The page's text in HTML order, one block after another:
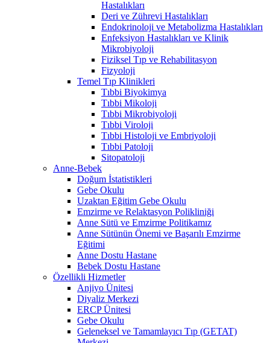
Hastalıkları
Deri ve Zührevi Hastalıkları
Endokrinoloji ve Metabolizma Hastalıkları
Enfeksiyon Hastalıkları ve Klinik
Mikrobiyoloji
Fiziksel Tıp ve Rehabilitasyon
Fizyoloji
Temel Tıp Klinikleri
Tıbbi Biyokimya
Tıbbi Mikoloji
Tıbbi Mikrobiyoloji
Tıbbi Viroloji
Tıbbi Histoloji ve Embriyoloji
Tıbbi Patoloji
Sitopatoloji
Anne-Bebek
Doğum İstatistikleri
Gebe Okulu
Uzaktan Eğitim Gebe Okulu
Emzirme ve Relaktasyon Polikliniği
Anne Sütü ve Emzirme Politikamız
Anne Sütünün Önemi ve Başarılı Emzirme
Eğitimi
Anne Dostu Hastane
Bebek Dostu Hastane
Özellikli Hizmetler
Anjiyo Ünitesi
Diyaliz Merkezi
ERCP Ünitesi
Gebe Okulu
Geleneksel ve Tamamlayıcı Tıp (GETAT)